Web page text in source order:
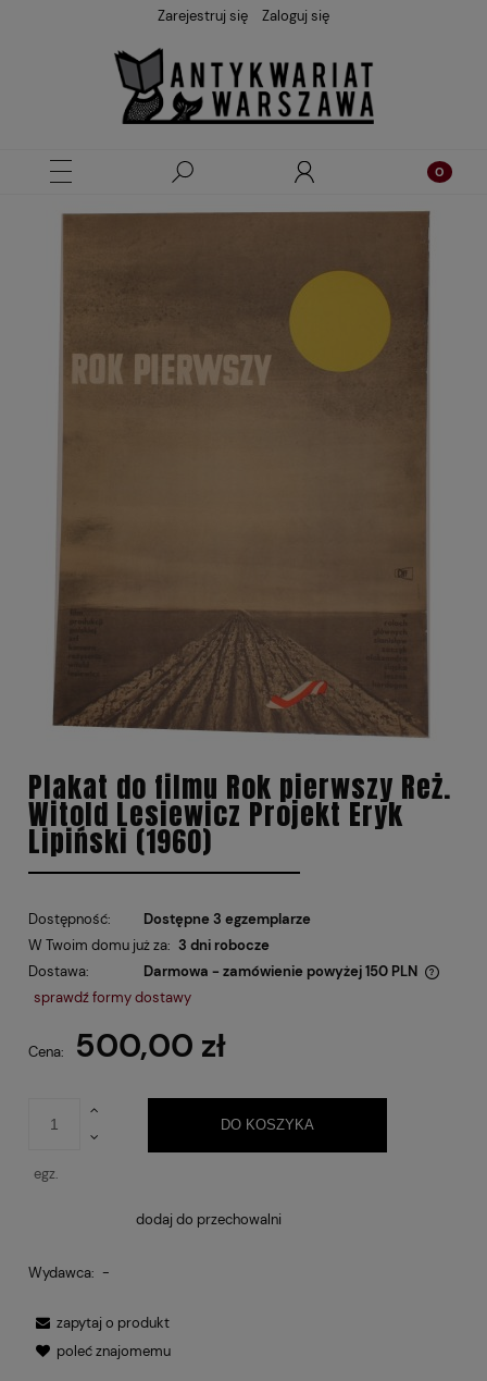
Zarejestruj się Zaloguj się
Plakat do filmu Rok pierwszy Reż.
Witold Lesiewicz Projekt Eryk
Lipiński (1960)
Dostępność:
Dostępne 3 egzemplarze
W Twoim domu już za: 3 dni robocze
Dostawa:
Darmowa - zamówienie powyżej 150 PLN
Cena nie zawiera ewentualnych kosztów płatności
sprawdź formy dostawy
Cena: 500,00 zł
egz.
DO KOSZYKA
dodaj do przechowalni
Wydawca: -
zapytaj o produkt
poleć znajomemu